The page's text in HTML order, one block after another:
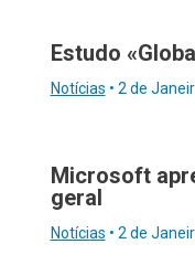
Estudo
Notícias • 2 de
Microsoft
geral
Notícias • 2 de